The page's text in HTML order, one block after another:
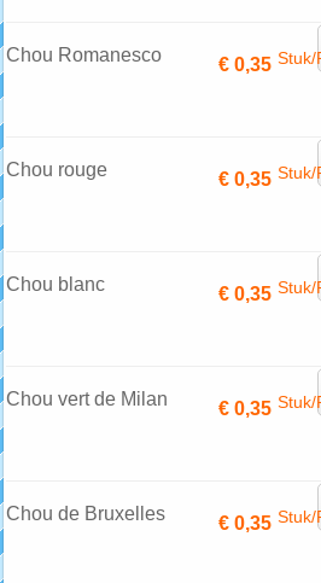
Chou Romanesco € 0,35 Stuk/
Chou rouge € 0,35 Stuk/
Chou blanc € 0,35 Stuk/
Chou vert de Milan € 0,35 Stuk/
Chou de Bruxelles € 0,35 Stuk/